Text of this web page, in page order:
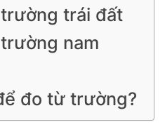
trái đất
nam
đo từ trường?